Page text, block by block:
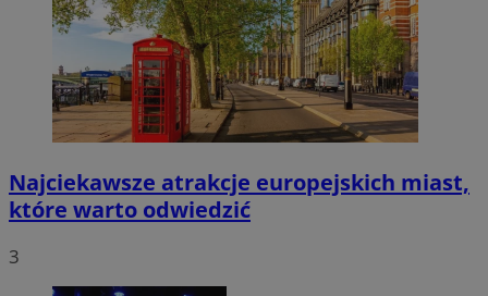
Najciekawsze atrakcje europejskich miast,
które warto odwiedzić
3